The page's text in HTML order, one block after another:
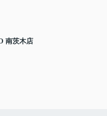
南茨木店